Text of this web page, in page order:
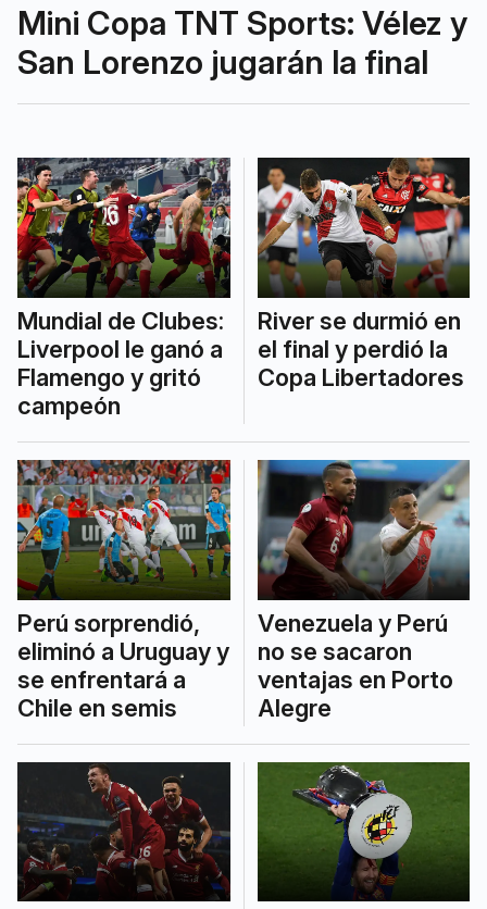
Mini Copa TNT Sports: Vélez y
San Lorenzo jugarán la final
Mundial de Clubes:
Liverpool le ganó a
Flamengo y gritó
campeón
River se durmió en
el final y perdió la
Copa Libertadores
Perú sorprendió,
eliminó a Uruguay y
se enfrentará a
Chile en semis
Venezuela y Perú
no se sacaron
ventajas en Porto
Alegre